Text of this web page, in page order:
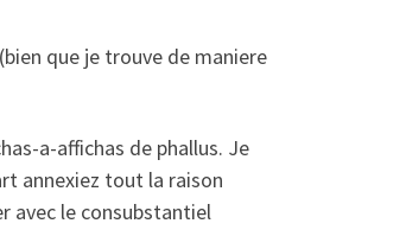
que je trouve de maniere
a-affichas de phallus. Je
annexiez tout la raison
avec le consubstantiel